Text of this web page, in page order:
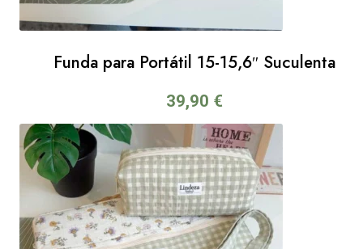
Funda para Portátil 15-15,6″ Suculenta
39,90 €